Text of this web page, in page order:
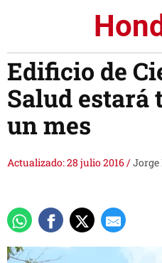
Edificio de
Salud estará
un mes
Actualizado: 28 julio 2016/